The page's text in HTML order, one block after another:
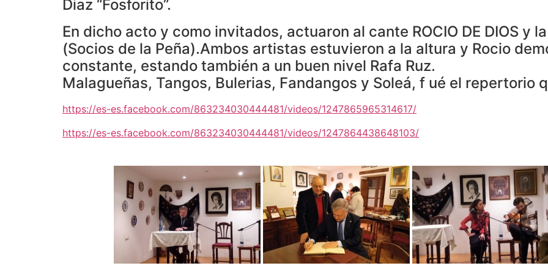
Diaz “Fosforito”.
En dicho acto y como invitados, actuaron al cante ROCIO DE DIOS y
(Socios de la Peña).Ambos artistas estuvieron a la altura y Rocio
constante, estando también a un buen nivel Rafa Ruz.
Malagueñas, Tangos, Bulerias, Fandangos y Soleá, f ué el repertorio
https://es-es.facebook.com/863234030444481/videos/1247865965314617/
https://es-es.facebook.com/863234030444481/videos/1247864438648103/